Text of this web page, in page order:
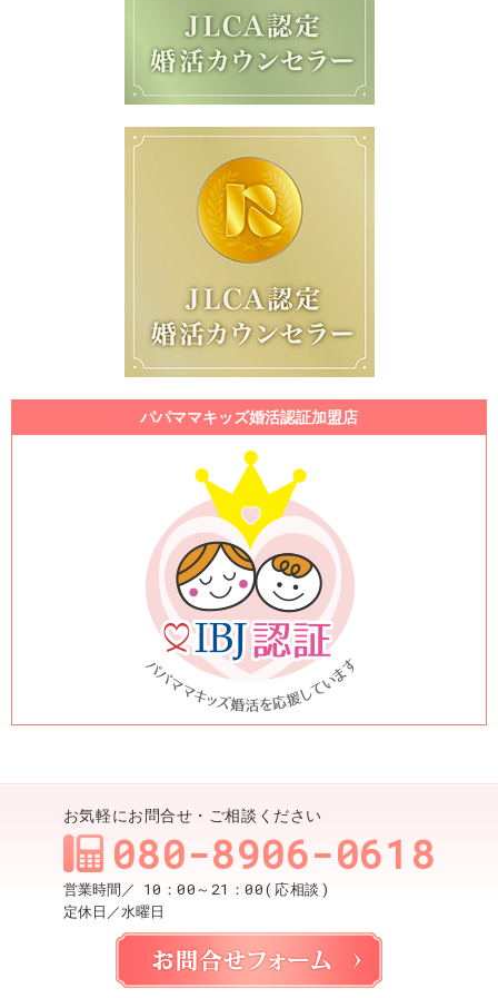
パパママキッズ婚活認証加盟店
お気軽にお問合せ・ご相談ください
080-8906-0618
営業時間／ 10：00～21：00(応相談)
定休日／水曜日